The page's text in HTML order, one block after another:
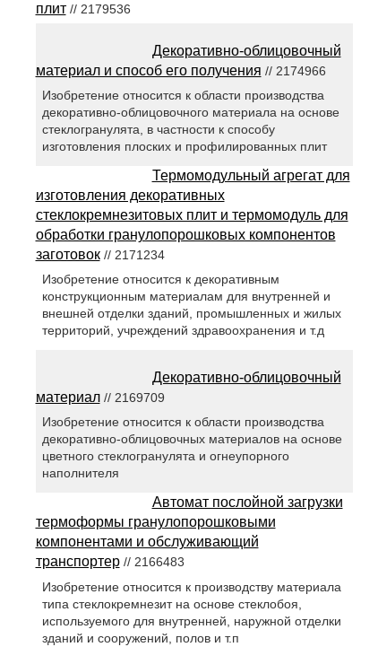
плит// 2179536
Декоративно-облицовочный
материал и способ его получения // 2174966
Изобретение относится к области производства
декоративно-облицовочного материала на основе
стеклогранулята, в частности к способу
изготовления плоских и профилированных плит
Термомодульный агрегат для
изготовления декоративных
стеклокремнезитовых плит и термомодуль для
обработки гранулопорошковых компонентов
заготовок// 2171234
Изобретение относится к декоративным
конструкционным материалам для внутренней и
внешней отделки зданий, промышленных и жилых
территорий, учреждений здравоохранения и т.д
Декоративно-облицовочный
материал// 2169709
Изобретение относится к области производства
декоративно-облицовочных материалов на основе
цветного стеклогранулята и огнеупорного
наполнителя
Автомат послойной загрузки
термоформы гранулопорошковыми
компонентами и обслуживающий
транспортер// 2166483
Изобретение относится к производству материала
типа стеклокремнезит на основе стеклобоя,
используемого для внутренней, наружной отделки
зданий и сооружений, полов и т.п